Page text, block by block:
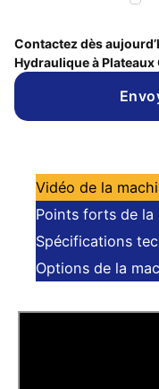
Contactez dès
Hydraulique à
Vidéo de la
Points forts de la
Spécifications
Options de la